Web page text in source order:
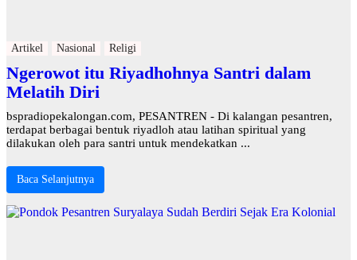
Artikel Nasional Religi
Ngerowot itu Riyadhohnya Santri dalam
Melatih Diri
bspradiopekalongan.com, PESANTREN - Di kalangan pesantren,
terdapat berbagai bentuk riyadloh atau latihan spiritual yang
dilakukan oleh para santri untuk mendekatkan ...
Baca Selanjutnya